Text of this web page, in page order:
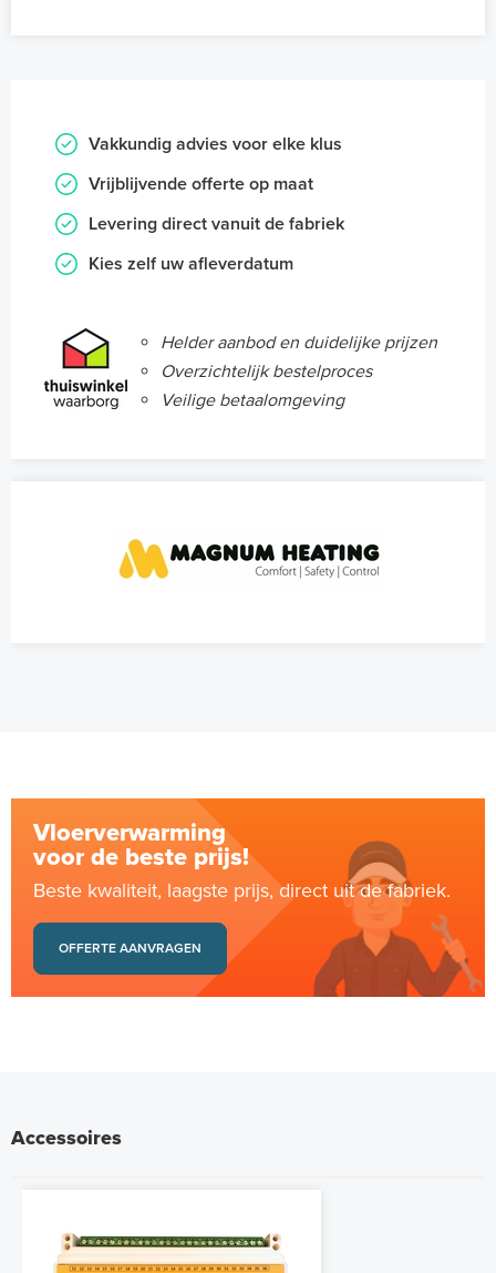
Vakkundig advies voor elke klus
Vrijblijvende offerte op maat
Levering direct vanuit de fabriek
Kies zelf uw afleverdatum
Helder aanbod en duidelijke prijzen
Overzichtelijk bestelproces
Veilige betaalomgeving
Vloerverwarming
voor de beste prijs!
Beste kwaliteit, laagste prijs, direct uit de fabriek.
OFFERTE AANVRAGEN
Accessoires